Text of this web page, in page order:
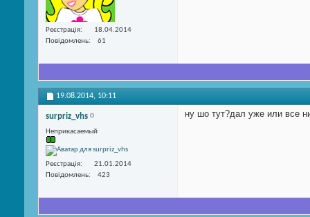
Реєстрація
18.04.2014
Повідомлень
61
19.08.2014, 10:11
surpriz_vhs
Неприкасаемый
Реєстрація
21.01.2014
Повідомлень
423
ну шо тут?дал уже или все